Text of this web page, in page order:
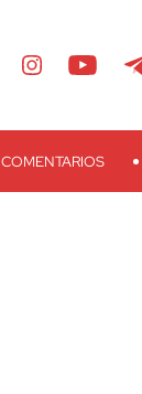
COMENTARIOS